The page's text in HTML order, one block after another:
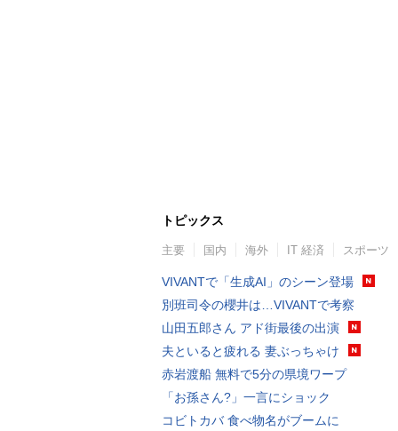
トピックス
主要 国内 海外 IT 経済 スポーツ
VIVANTで「生成AI」のシーン登場
別班司令の櫻井は…VIVANTで考察
山田五郎さん アド街最後の出演
夫といると疲れる 妻ぶっちゃけ
赤岩渡船 無料で5分の県境ワープ
「お孫さん?」一言にショック
コビトカバ 食べ物名がブームに